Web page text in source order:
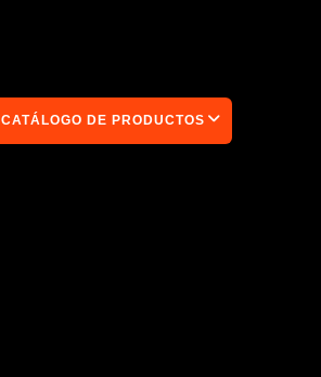
CATÁLOGO DE PRODUCTOS